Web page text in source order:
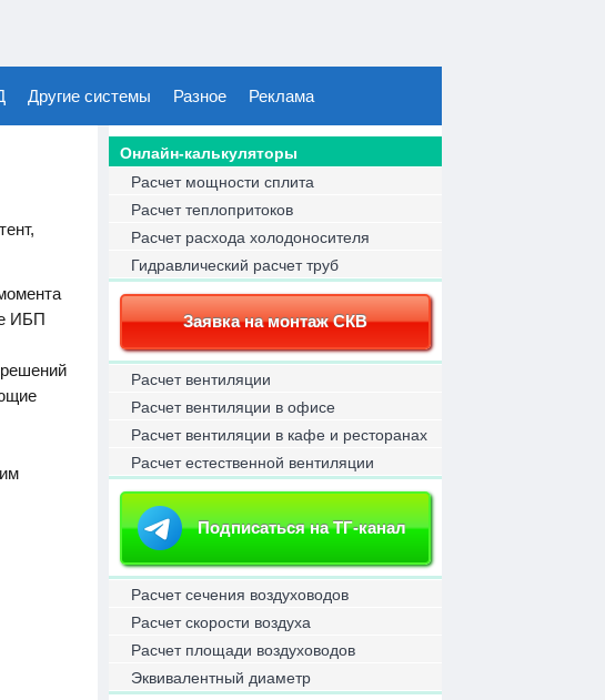
Другие системы Разное Реклама
ИБП
Онлайн-калькуляторы
Расчет мощности сплита
Расчет теплопритоков
Расчет расхода холодоносителя
Гидравлический расчет труб
Заявка на монтаж СКВ
Расчет вентиляции
Расчет вентиляции в офисе
Расчет вентиляции в кафе и ресторанах
Расчет естественной вентиляции
Подписаться на ТГ-канал
Расчет сечения воздуховодов
Расчет скорости воздуха
Расчет площади воздуховодов
Эквивалентный диаметр